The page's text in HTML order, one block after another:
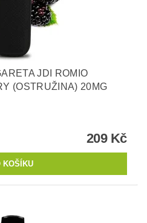
JDI ROMIO
(OSTRUŽINA) 20MG
209 Kč